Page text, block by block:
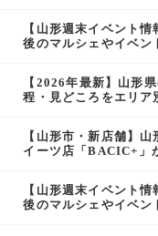
【山形週末イベント
後のマルシェやイベン
【2026年最新】山形
程・見どころをエリア
【山形市・新店舗】
イーツ店「BACIC+」
【山形週末イベント
後のマルシェやイベン